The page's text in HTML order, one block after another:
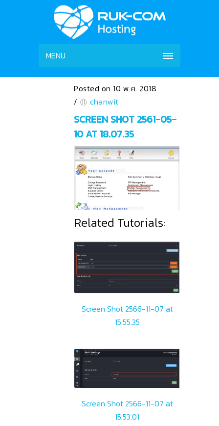
MENU
Posted on 10 พ.ค. 2018
/
chanwit
SCREEN SHOT 2561-05-
10 AT 18.07.35
Related Tutorials:
Screen Shot 2566-11-07 at
15.55.35
Screen Shot 2566-11-07 at
15.53.01